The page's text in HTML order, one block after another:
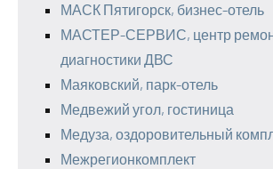
МАСК Пятигорск, бизнес-отель
МАСТЕР-СЕРВИС, центр
диагностики ДВС
Маяковский, парк-отель
Медвежий угол, гостиница
Медуза, оздоровительный
Межрегионкомплект